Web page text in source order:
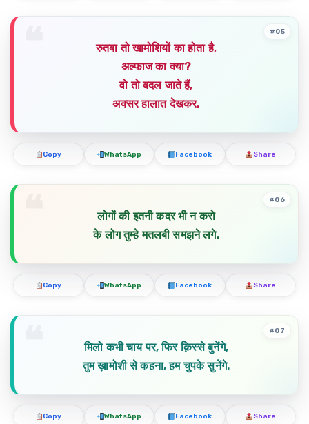
रुतबा तो खामोशियों का होता है,
अल्फाज का क्या?
वो तो बदल जाते हैं,
अक्सर हालात देखकर.
#05
Copy WhatsApp Facebook Share
लोगों की इतनी कदर भी न करो
के लोग तुम्हे मतलबी समझने लगे.
#06
Copy WhatsApp Facebook Share
मिलो कभी चाय पर, फिर क़िस्से बुनेंगे,
तुम ख़ामोशी से कहना, हम चुपके सुनेंगे.
#07
Copy WhatsApp Facebook Share